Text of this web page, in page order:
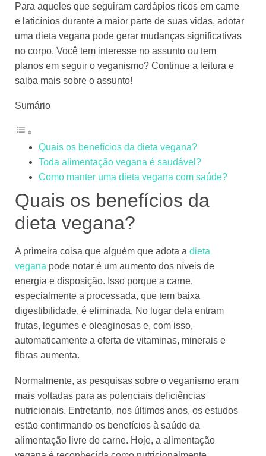
Para aqueles que seguiram cardápios ricos em carne
e laticínios durante a maior parte de suas vidas, adotar
uma dieta vegana pode gerar mudanças significativas
no corpo. Você tem interesse no assunto ou tem
planos em seguir o veganismo? Continue a leitura e
saiba mais sobre o assunto!
Sumário
Quais os benefícios da dieta vegana?
Toda alimentação vegana é saudável?
Como manter uma dieta vegana com saúde?
Quais os benefícios da
dieta vegana?
A primeira coisa que alguém que adota a dieta
vegana pode notar é um aumento dos níveis de
energia e disposição. Isso porque a carne,
especialmente a processada, que tem baixa
digestibilidade, é eliminada. No lugar dela entram
frutas, legumes e oleaginosas e, com isso,
automaticamente a oferta de vitaminas, minerais e
fibras aumenta.
Normalmente, as pesquisas sobre o veganismo eram
mais voltadas para as potenciais deficiências
nutricionais. Entretanto, nos últimos anos, os estudos
estão confirmando os benefícios à saúde da
alimentação livre de carne. Hoje, a alimentação